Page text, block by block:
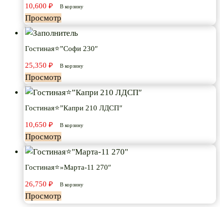
10,600 ₽ В корзину
Просмотр
Гостиная⭐”Софи 230″
25,350 ₽ В корзину
Просмотр
Гостиная⭐”Капри 210 ЛДСП″
10,650 ₽ В корзину
Просмотр
Гостиная⭐»Марта-11 270″
26,750 ₽ В корзину
Просмотр